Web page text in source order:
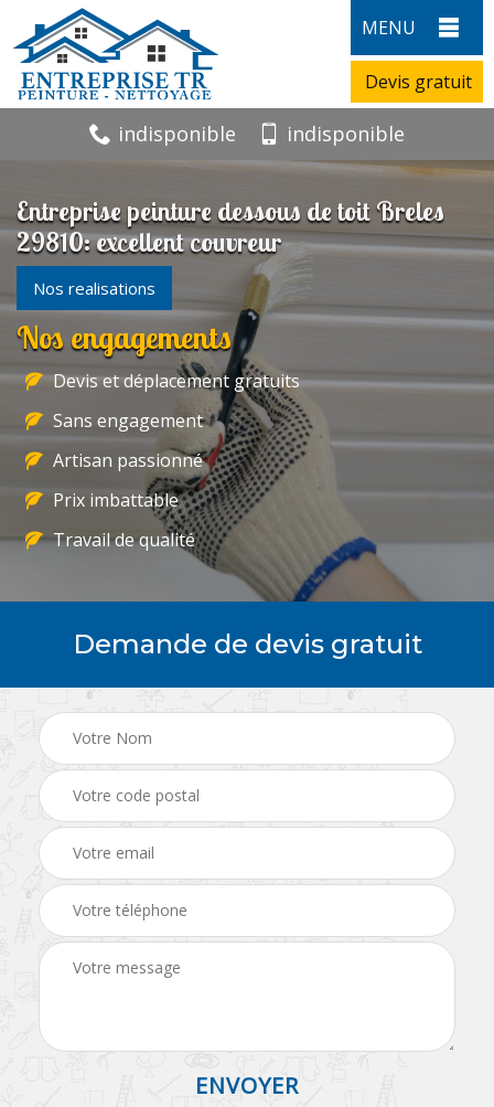
MENU
Devis gratuit
indisponible indisponible
Entreprise peinture dessous de toit Breles
29810: excellent couvreur
Nos realisations
Nos engagements
Devis et déplacement gratuits
Sans engagement
Artisan passionné
Prix imbattable
Travail de qualité
Demande de devis gratuit